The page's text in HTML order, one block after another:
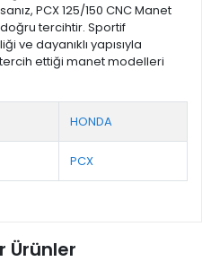
PCX 125/150 CNC Manet
tercihtir. Sportif
ve dayanıklı yapısıyla
ettiği manet modelleri
HONDA
PCX
Ürünler